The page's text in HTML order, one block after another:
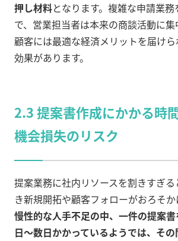
押し材料となります。複雑な申請業
で、営業担当者は本来の商談活動に
顧客には最適な経済メリットを届け
効果があります。
2.3 提案書作成にかかる時
機会損失のリスク
提案業務に社内リソースを割きすぎ
き新規開拓や顧客フォローがおろそか
慢性的な人手不足の中、一件の提案
日〜数日かかっているようでは、そ